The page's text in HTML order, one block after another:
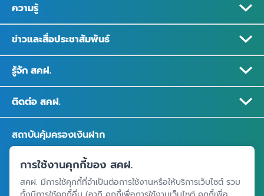
ความรู้
ข่าวและสื่อประชาสัมพันธ์
รู้จัก สคฝ.
ติดต่อ สคฝ.
สถาบันคุ้มครองเงินฝาก
อาคารเอสเจ อินฟินิท วัน บิสซิเนสคอมเพล็กซ์ ชั้น 25 - 27 เลขที่ 349
ถนนวิภาวดีรังสิต แขวงจอมพล เขตจตุจักร กรุงเทพฯ 10900
การใช้งานคุกกี้ของ สคฝ.
สคฝ. มีการใช้คุกกี้ที่จำเป็นต่อการใช้งานหรือให้บริการเว็บไซต์ รวม